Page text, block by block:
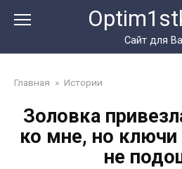
Сайт для
Главная » Истории
Золовка
ко мне, но
не